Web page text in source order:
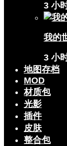
3 小
我的
3 小
地图存档
MOD
材质包
光影
插件
皮肤
整合包